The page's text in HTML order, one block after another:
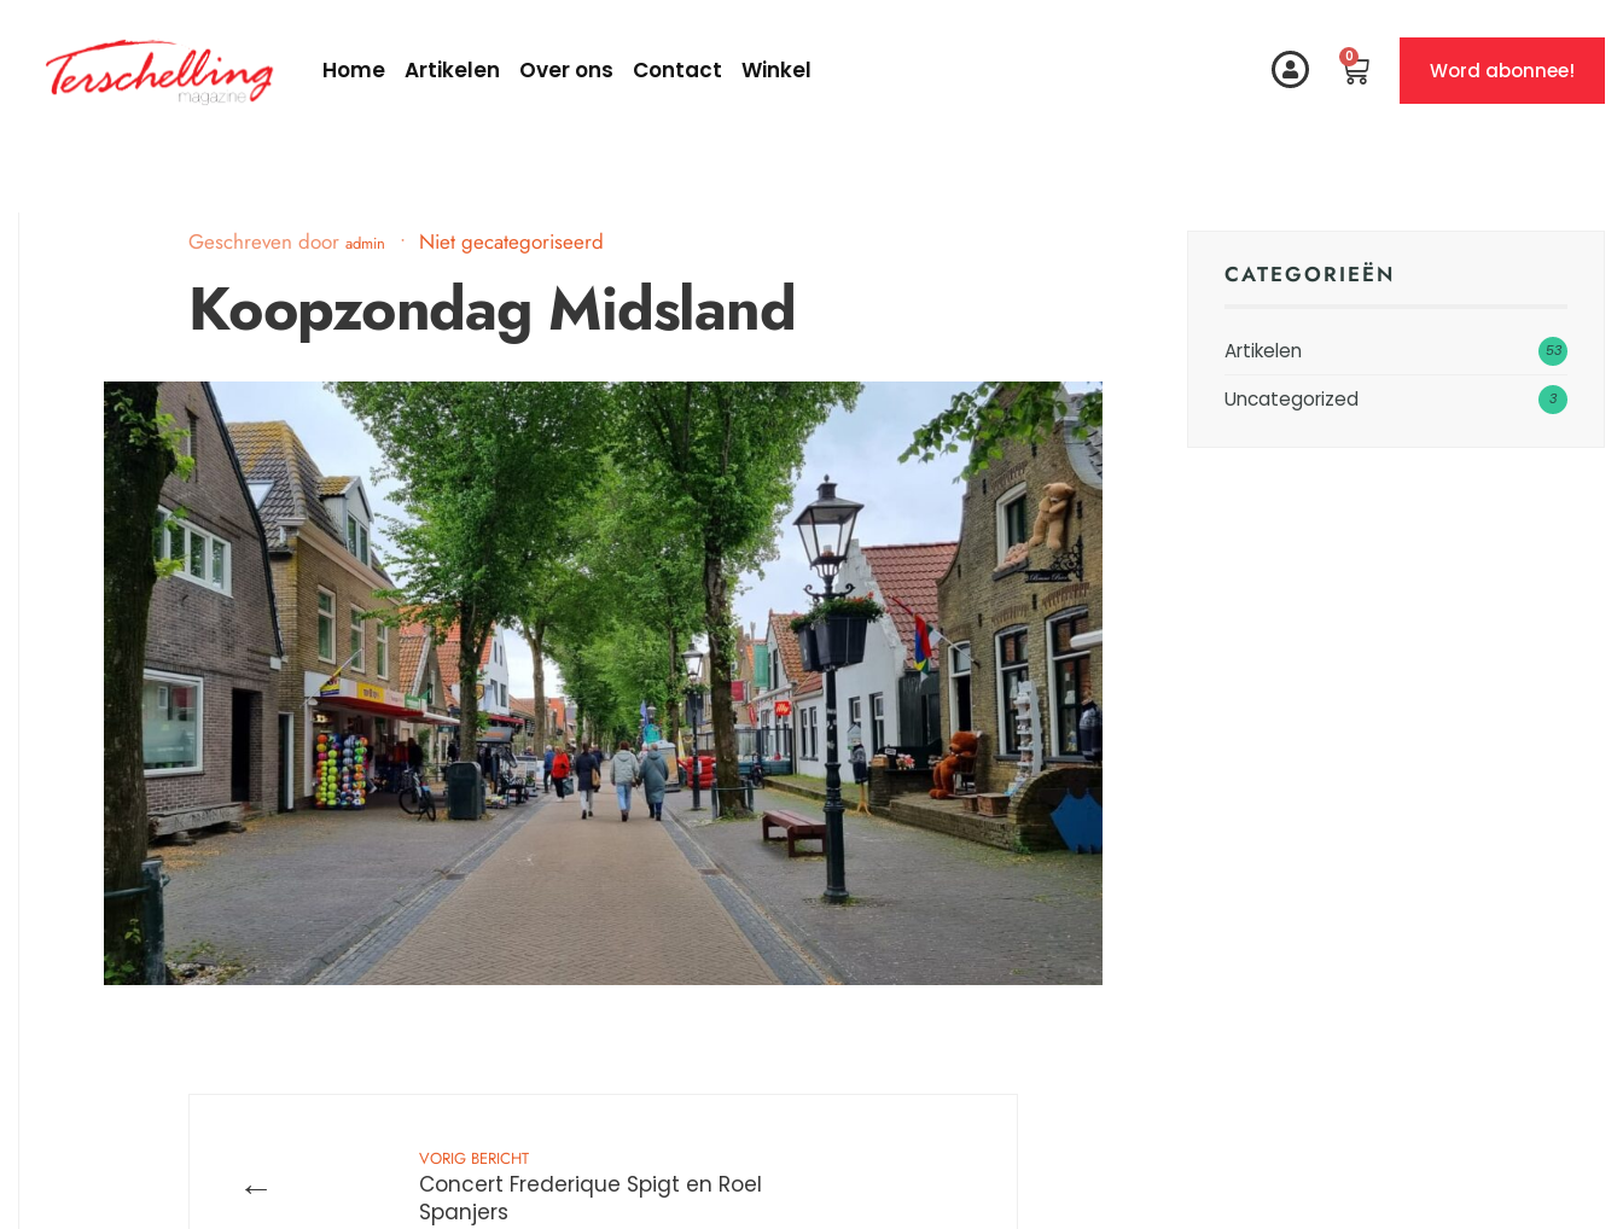
Home Artikelen Over ons Contact Winkel 0
Word abonnee!
Geschreven door admin • Niet gecategoriseerd
Koopzondag Midsland
←
VORIG BERICHT
Concert Frederique Spigt en Roel
Spanjers
CATEGORIEËN
Artikelen 53
Uncategorized 3